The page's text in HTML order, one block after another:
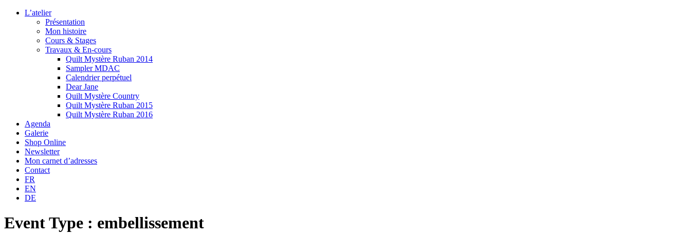
L’atelier
Présentation
Mon histoire
Cours & Stages
Travaux & En-cours
Quilt Mystère Ruban 2014
Sampler MDAC
Calendrier perpétuel
Dear Jane
Quilt Mystère Country
Quilt Mystère Ruban 2015
Quilt Mystère Ruban 2016
Agenda
Galerie
Shop Online
Newsletter
Mon carnet d’adresses
Contact
FR
EN
DE
Event Type : embellissement